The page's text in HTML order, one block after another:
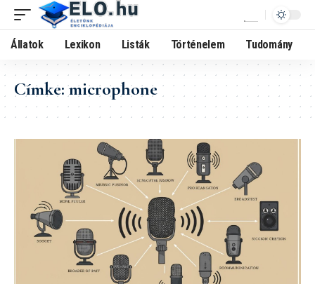
Állatok Lexikon Listák Történelem Tudomány
Címke:microphone